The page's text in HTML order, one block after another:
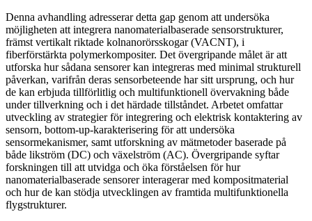
Denna avhandling adresserar detta gap genom att undersöka
möjligheten att integrera nanomaterialbaserade sensorstrukturer,
främst vertikalt riktade kolnanorörsskogar (VACNT), i
fiberförstärkta polymerkompositer. Det övergripande målet är att
utforska hur sådana sensorer kan integreras med minimal strukturell
påverkan, varifrån deras sensorbeteende har sitt ursprung, och hur
de kan erbjuda tillförlitlig och multifunktionell övervakning både
under tillverkning och i det härdade tillståndet. Arbetet omfattar
utveckling av strategier för integrering och elektrisk kontaktering av
sensorn, bottom-up-karakterisering för att undersöka
sensormekanismer, samt utforskning av mätmetoder baserade på
både likström (DC) och växelström (AC). Övergripande syftar
forskningen till att utvidga och öka förståelsen för hur
nanomaterialbaserade sensorer interagerar med kompositmaterial
och hur de kan stödja utvecklingen av framtida multifunktionella
flygstrukturer.